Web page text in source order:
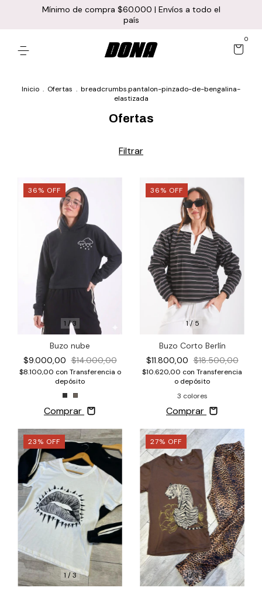
Mínimo de compra $60.000 | Envíos a todo el
país
0
Inicio . Ofertas . breadcrumbs.pantalon-pinzado-de-bengalina-
elastizada
Ofertas
Filtrar
1 /3
36% OFF
Buzo nube
$9.000,00 $14.000,00
$8.100,00 con Transferencia o
depósito
Comprar
1/5
36% OFF
Buzo Corto Berlín
$11.800,00 $18.500,00
$10.620,00 con Transferencia
o depósito
3 colores
Comprar
1 /3
23% OFF
1/3
27% OFF